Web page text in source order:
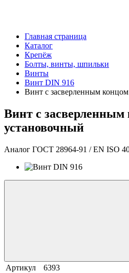
Главная страница
Каталог
Крепёж
Болты, винты, шпильки
Винты
Винт DIN 916
Винт с засверленным
Винт с
установочный
Аналог ГОСТ 28964-91 / EN ISO
Артикул 6393